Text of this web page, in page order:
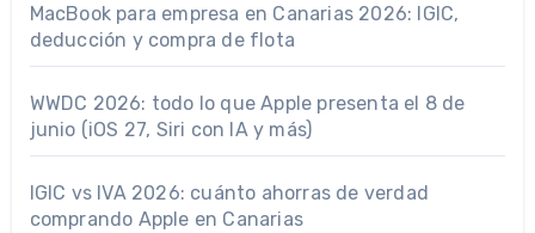
MacBook para empresa en Canarias 2026: IGIC,
deducción y compra de flota
WWDC 2026: todo lo que Apple presenta el 8 de
junio (iOS 27, Siri con IA y más)
IGIC vs IVA 2026: cuánto ahorras de verdad
comprando Apple en Canarias